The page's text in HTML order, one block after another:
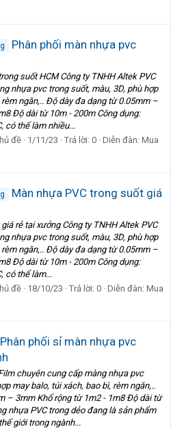
Phân phối màn nhựa pvc
suốt HCM Công ty TNHH Altek PVC
nhựa pvc trong suốt, màu, 3D, phù hợp
ngăn,.. Độ dày đa dạng từ 0.05mm –
Độ dài từ 10m - 200m Công dụng:
có thể làm nhiều...
đề 1/11/23 Trả lời: 0 Diễn đàn: Mua
Màn nhựa PVC trong suốt giá
rẻ tại xưởng Công ty TNHH Altek PVC
nhựa pvc trong suốt, màu, 3D, phù hợp
ngăn,.. Độ dày đa dạng từ 0.05mm –
Độ dài từ 10m - 200m Công dụng:
có thể làm...
đề 18/10/23 Trả lời: 0 Diễn đàn: Mua
Phân phối sỉ màn nhựa pvc
chuyên cung cấp màng nhựa pvc
may balo, túi xách, bao bì, rèm ngăn,..
– 3mm Khổ rộng từ 1m2 - 1m8 Độ dài từ
nhựa PVC trong dẻo đang là sản phẩm
giới trong ngành...